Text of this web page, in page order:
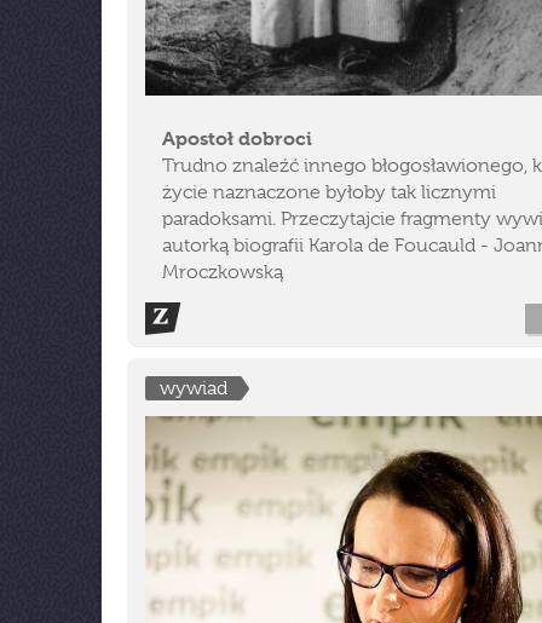
Apostoł dobroci
Trudno znaleźć innego błogosławionego,
życie naznaczone byłoby tak licznymi
paradoksami. Przeczytajcie fragmenty
autorką biografii Karola de Foucauld -
Mroczkowską
wywiad